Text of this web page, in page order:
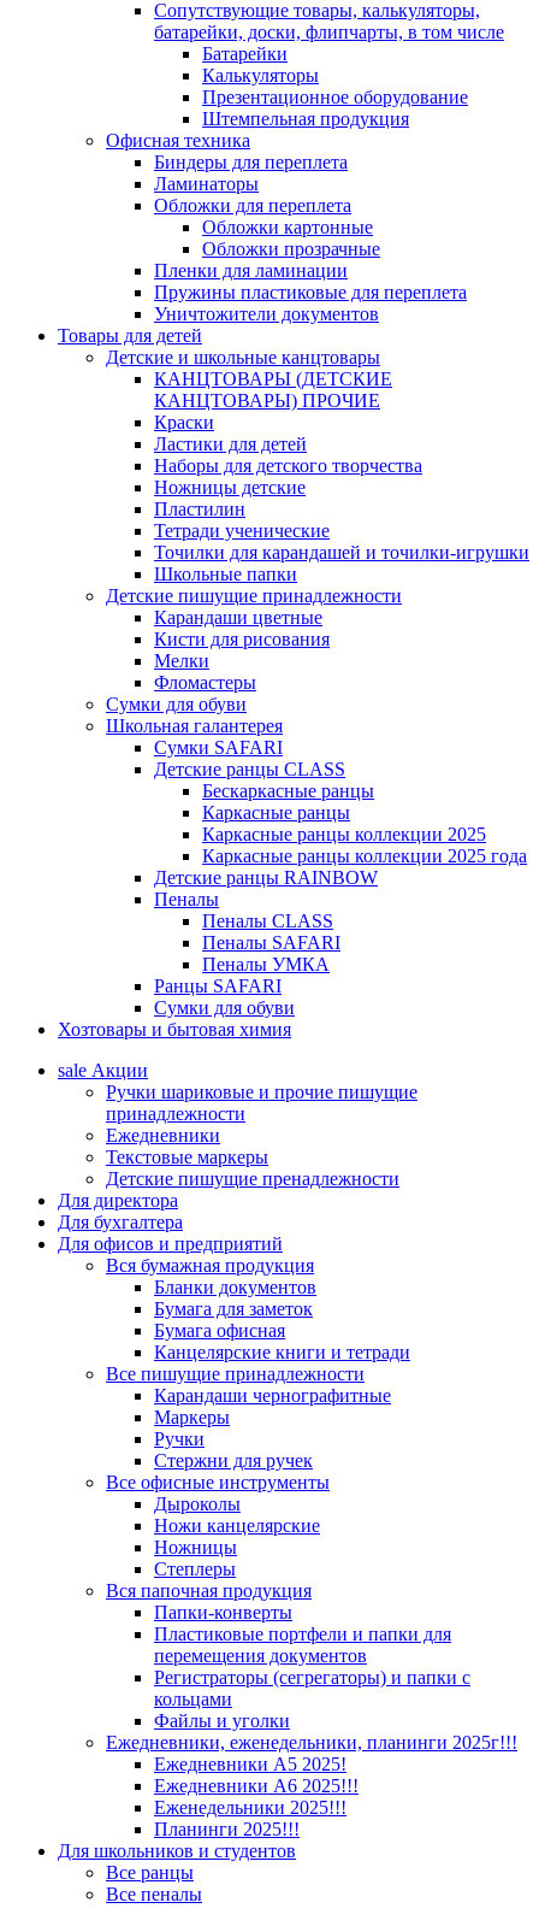
Сопутствующие товары, калькуляторы,
батарейки, доски, флипчарты, в том числе
Батарейки
Калькуляторы
Презентационное оборудование
Штемпельная продукция
Офисная техника
Биндеры для переплета
Ламинаторы
Обложки для переплета
Обложки картонные
Обложки прозрачные
Пленки для ламинации
Пружины пластиковые для переплета
Уничтожители документов
Товары для детей
Детские и школьные канцтовары
КАНЦТОВАРЫ (ДЕТСКИЕ
КАНЦТОВАРЫ) ПРОЧИЕ
Краски
Ластики для детей
Наборы для детского творчества
Ножницы детские
Пластилин
Тетради ученические
Точилки для карандашей и точилки-игрушки
Школьные папки
Детские пишущие принадлежности
Карандаши цветные
Кисти для рисования
Мелки
Фломастеры
Сумки для обуви
Школьная галантерея
Cумки SAFARI
Детские ранцы CLASS
Беcкаркасные ранцы
Каркасные ранцы
Каркасные ранцы коллекции 2025
Каркасные ранцы коллекции 2025 года
Детские ранцы RAINBOW
Пеналы
Пеналы CLASS
Пеналы SAFARI
Пеналы УМКА
Ранцы SAFARI
Сумки для обуви
Хозтовары и бытовая химия
sale Акции
Ручки шариковые и прочие пишущие
принадлежности
Ежедневники
Текстовые маркеры
Детские пишущие пренадлежности
Для директора
Для бухгалтера
Для офисов и предприятий
Вся бумажная продукция
Бланки документов
Бумага для заметок
Бумага офисная
Канцелярские книги и тетради
Все пишущие принадлежности
Карандаши чернографитные
Маркеры
Ручки
Стержни для ручек
Все офисные инструменты
Дыроколы
Ножи канцелярские
Ножницы
Степлеры
Вся папочная продукция
Папки-конверты
Пластиковые портфели и папки для
перемещения документов
Регистраторы (сегрегаторы) и папки с
кольцами
Файлы и уголки
Ежедневники, еженедельники, планинги 2025г!!!
Ежедневники А5 2025!
Ежедневники А6 2025!!!
Еженедельники 2025!!!
Планинги 2025!!!
Для школьников и студентов
Все ранцы
Все пеналы